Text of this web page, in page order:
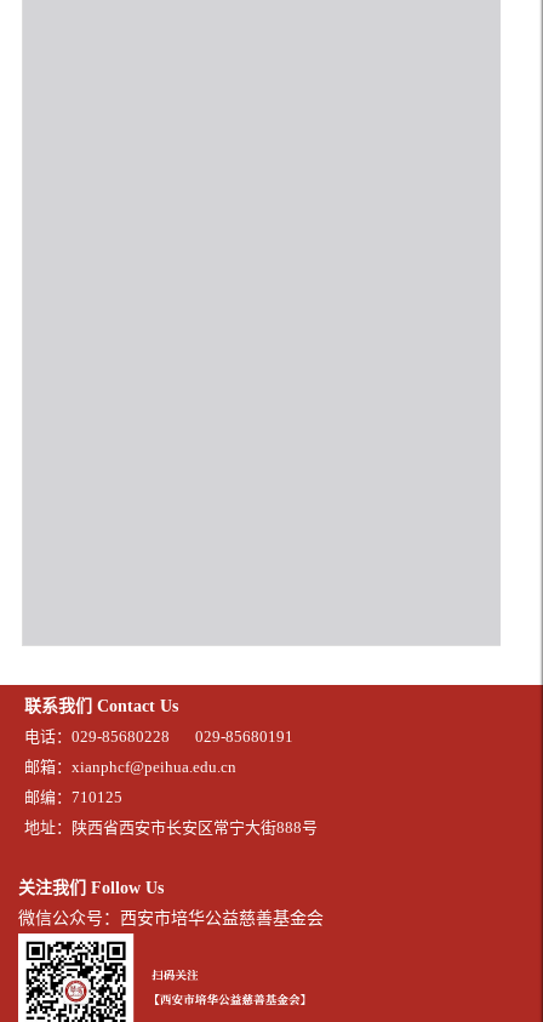
联系我们 Contact Us
电话：029-85680228
029-85680191
邮箱：xianphcf@peihua.edu.cn
邮编：710125
地址：陕西省西安市长安区常宁大街888号
关注我们 Follow Us
微信公众号：西安市培华公益慈善基金会